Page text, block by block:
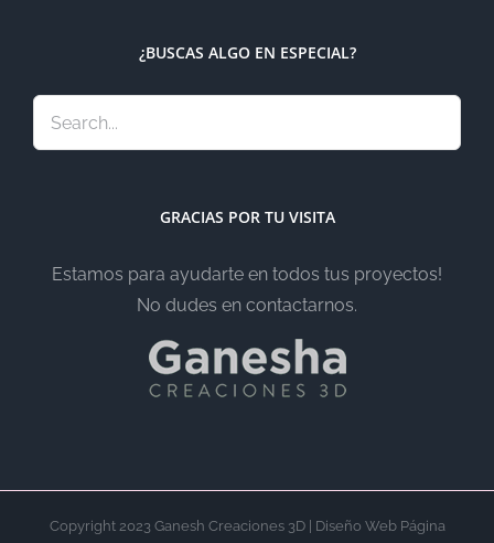
¿BUSCAS ALGO EN ESPECIAL?
GRACIAS POR TU VISITA
Estamos para ayudarte en todos tus proyectos!
No dudes en contactarnos.
Copyright 2023 Ganesh Creaciones 3D | Diseño Web Página